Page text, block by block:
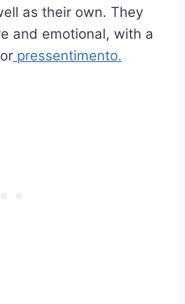
as their own. They
and emotional, with a
pressentimento.